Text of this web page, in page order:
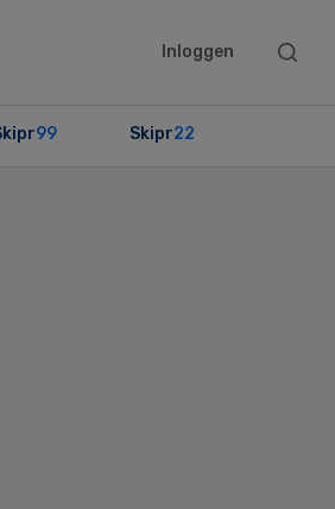
Inloggen
Search
99 Skipr22